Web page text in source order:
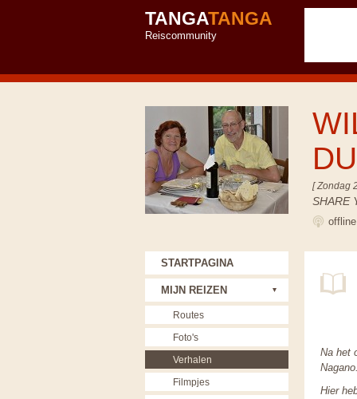
TANGATANGA
Reiscommunity
[ Zondag
SHARE
offline
Na het
Hier
STARTPAGINA
MIJN REIZEN
Routes
Foto's
Verhalen
Filmpjes